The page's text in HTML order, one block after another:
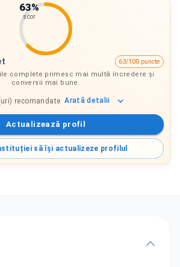
63%
scor
63/100 puncte
complete primesc mai multă încredere și
conversii mai bune.
recomandate Arată detalii
Actualizează profil
să își actualizeze profilul